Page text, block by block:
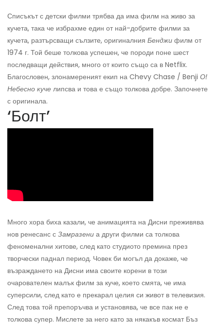
Списъкът с детски филми трябва да има филм на живо за
кучета, така че избрахме един от най-добрите филми за
кучета, разтърсващи сълзите, оригиналния Бенджи филм от
1974 г. Той беше толкова успешен, че породи поне шест
последващи действия, много от които също са в Netflix.
Благословен, злонамереният екип на Chevy Chase / Benji О!
Небесно куче липсва и това е също толкова добре. Започнете
с оригинала.
‘Болт’
Много хора биха казали, че анимацията на Дисни преживява
нов ренесанс с Замразени а други филми са толкова
феноменални хитове, след като студиото премина през
творчески паднал период. Човек би могъл да докаже, че
възраждането на Дисни има своите корени в този
очарователен малък филм за куче, което смята, че има
суперсили, след като е прекарал целия си живот в телевизия.
След това той препоръчва и установява, че все пак не е
толкова супер. Мислете за него като за някакъв космат Бъз